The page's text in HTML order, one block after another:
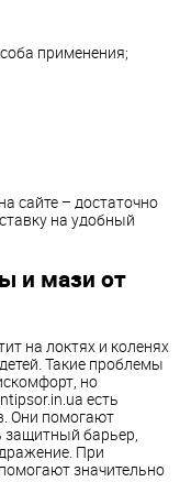
применения;
сайте – достаточно
на удобный
и мази от
на локтях и коленях
Такие проблемы
но
есть
Они помогают
защитный барьер,
При
значительно